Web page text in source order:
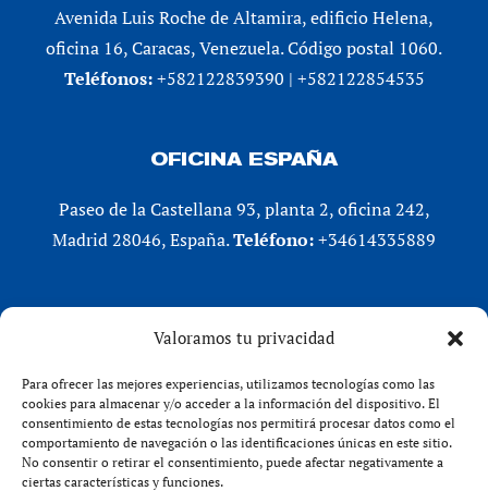
Valoramos tu privacidad
Para ofrecer las mejores experiencias, utilizamos tecnologías como las
cookies para almacenar y/o acceder a la información del dispositivo. El
consentimiento de estas tecnologías nos permitirá procesar datos como el
comportamiento de navegación o las identificaciones únicas en este sitio.
No consentir o retirar el consentimiento, puede afectar negativamente a
ciertas características y funciones.
Avenida Luis Roche de Altamira, edificio Helena,
oficina 16, Caracas, Venezuela. Código postal 1060.
Teléfonos:+582122839390 | +582122854535
OFICINA ESPAÑA
Paseo de la Castellana 93, planta 2, oficina 242,
Madrid 28046, España.Teléfono:+34614335889
X (Twitter)
Instagram
Facebook